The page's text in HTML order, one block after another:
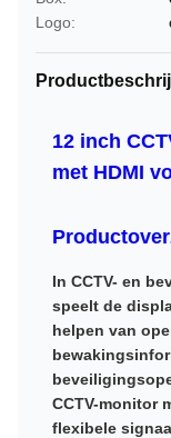
Logo:
12 inch
met HDMI
In CCTV- en
speelt de
helpen van
CCTV-monitor
flexibele